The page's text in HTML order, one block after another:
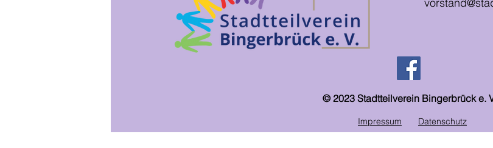
Willkommen in der Gruppe! Hier kannst du dich mit anderen Mitgliedern
vernetzen, Updates erhalten und Fotos teilen.
Impressum
© 2023 Stadtteilverein Bingerbrück e.
Datenschutz